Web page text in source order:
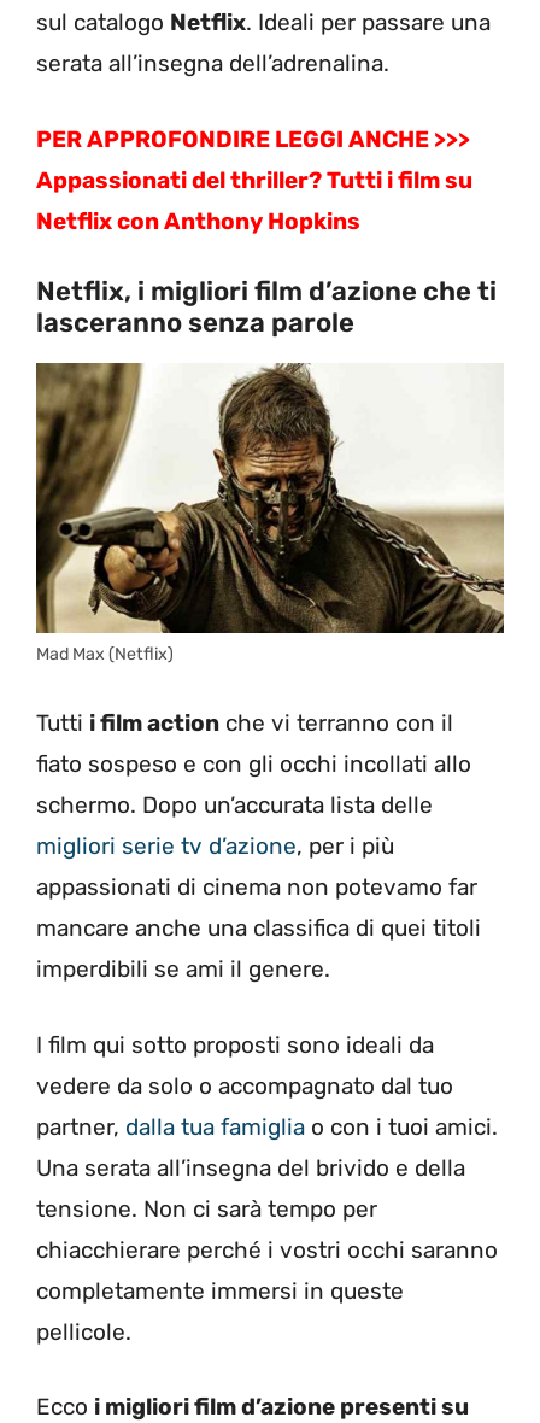
sul catalogo Netflix. Ideali per passare una
serata all’insegna dell’adrenalina.
PER APPROFONDIRE LEGGI ANCHE >>>
Appassionati del thriller? Tutti i film su
Netflix con Anthony Hopkins
Netflix, i migliori film d’azione che ti
lasceranno senza parole
Mad Max (Netflix)
Tutti i film action che vi terranno con il
fiato sospeso e con gli occhi incollati allo
schermo. Dopo un’accurata lista delle
migliori serie tv d’azione, per i più
appassionati di cinema non potevamo far
mancare anche una classifica di quei titoli
imperdibili se ami il genere.
I film qui sotto proposti sono ideali da
vedere da solo o accompagnato dal tuo
partner, dalla tua famiglia o con i tuoi amici.
Una serata all’insegna del brivido e della
tensione. Non ci sarà tempo per
chiacchierare perché i vostri occhi saranno
completamente immersi in queste
pellicole.
Ecco i migliori film d’azione presenti su